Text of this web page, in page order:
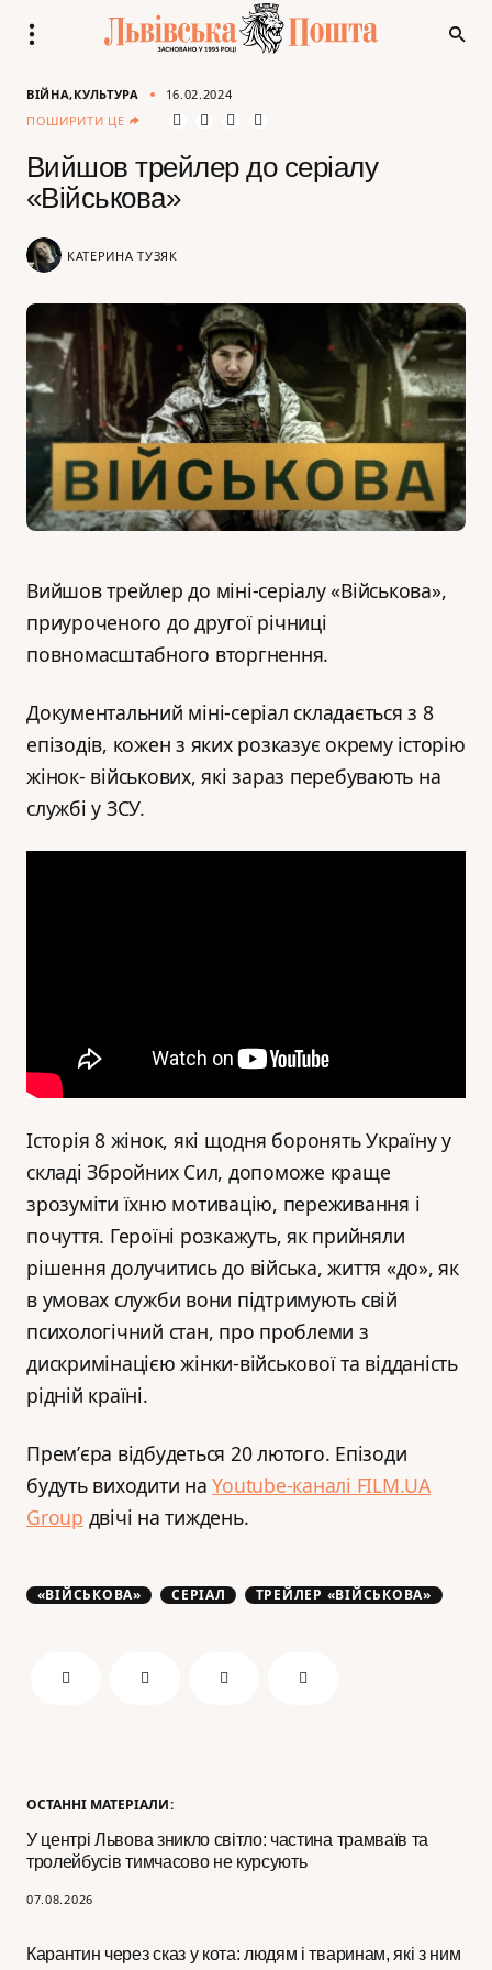
ОСТАННІ МАТЕРІАЛИ:
У центрі Львова зникло світло: частина трамваїв та
тролейбусів тимчасово не курсують
07.08.2026
Карантин через сказ у кота: людям і тваринам, які з ним
ВІЙНА КУЛЬТУРА
16.02.2024
ПОШИРИТИ ЦЕ
Вийшов трейлер до серіалу
«Військова»
КАТЕРИНА ТУЗЯК
Вийшов трейлер до міні-серіалу «Військова»,
приуроченого до другої річниці
повномасштабного вторгнення.
Документальний міні-серіал складається з 8
епізодів, кожен з яких розказує окрему історію
жінок- військових, які зараз перебувають на
службі у ЗСУ.
Історія 8 жінок, які щодня боронять Україну у
складі Збройних Сил, допоможе краще
зрозуміти їхню мотивацію, переживання і
почуття. Героїні розкажуть, як прийняли
рішення долучитись до війська, життя «до», як
в умовах служби вони підтримують свій
психологічний стан, про проблеми з
дискримінацією жінки-військової та відданість
рідній країні.
Премʼєра відбудеться 20 лютого. Епізоди
будуть виходити наYoutube-каналі FILM.UA
Group двічі на тиждень.
«ВІЙСЬКОВА» СЕРІАЛ ТРЕЙЛЕР «ВІЙСЬКОВА»